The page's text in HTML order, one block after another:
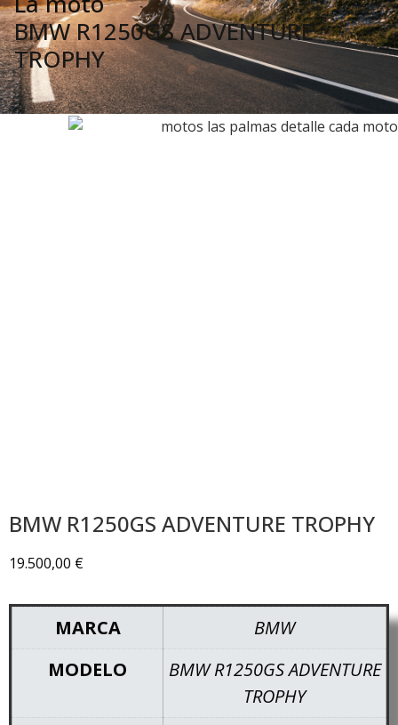
BMW R1250GS ADVENTURE
TROPHY
BMW R1250GS ADVENTURE TROPHY
19.500,00 €
MARCA
BMW
MODELO
BMW R1250GS ADVENTURE
TROPHY